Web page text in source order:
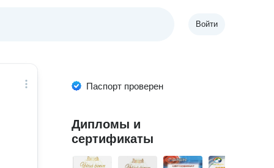
Войти
Паспорт проверен
Дипломы и
сертификаты